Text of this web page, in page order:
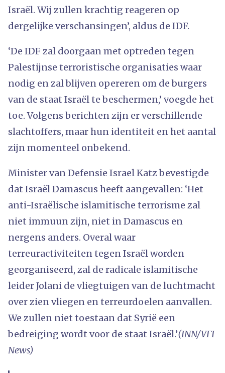
Israël. Wij zullen krachtig reageren op
dergelijke verschansingen’, aldus de IDF.
‘De IDF zal doorgaan met optreden tegen
Palestijnse terroristische organisaties waar
nodig en zal blijven opereren om de burgers
van de staat Israël te beschermen,’ voegde het
toe. Volgens berichten zijn er verschillende
slachtoffers, maar hun identiteit en het aantal
zijn momenteel onbekend.
Minister van Defensie Israel Katz bevestigde
dat Israël Damascus heeft aangevallen: ‘Het
anti-Israëlische islamitische terrorisme zal
niet immuun zijn, niet in Damascus en
nergens anders. Overal waar
terreuractiviteiten tegen Israël worden
georganiseerd, zal de radicale islamitische
leider Jolani de vliegtuigen van de luchtmacht
over zien vliegen en terreurdoelen aanvallen.
We zullen niet toestaan ​​dat Syrië een
bedreiging wordt voor de staat Israël.’(INN/VFI
News)